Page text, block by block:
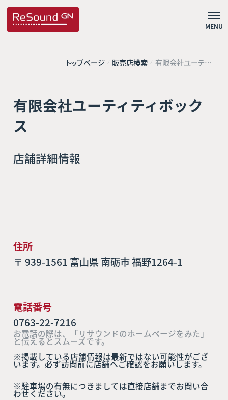
MENU
トップページ 販売店検索 有限会社ユーティ
ティボックス
有限会社ユーティティボック
ス
店舗詳細情報
住所
〒 939-1561 富山県 南砺市 福野1264-1
電話番号
0763-22-7216
お電話の際は、「リサウンドのホームページをみた」
と伝えるとスムーズです。
※掲載している店舗情報は最新ではない可能性がござ
います。必ず訪問前に店舗へご確認をお願いします。
※駐車場の有無につきましては直接店舗までお問い合
わせください。